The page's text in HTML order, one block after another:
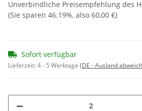
Unverbindliche Preisempfehlung des
(Sie sparen 46.19%, also 60,00 €)
Sofort verfügbar
Lieferzeit:4 - 5 Werktage (DE - Ausland